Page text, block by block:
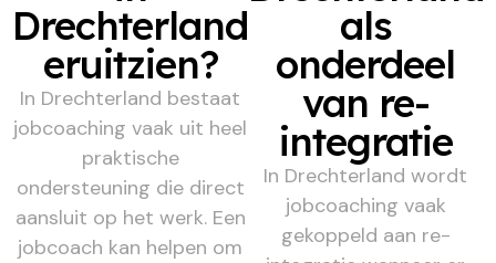
Drechterland
eruitzien?
In Drechterland bestaat
jobcoaching vaak uit heel
praktische
ondersteuning die direct
aansluit op het werk. Een
jobcoach kan helpen om
als
onderdeel
van re-
integratie
In Drechterland wordt
jobcoaching vaak
gekoppeld aan re-